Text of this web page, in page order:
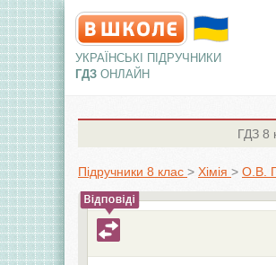
УКРАЇНСЬКІ ПІДРУЧНИКИ
ГДЗ ОНЛАЙН
ГДЗ 8
Підручники 8 клас > Хімія > О.В.